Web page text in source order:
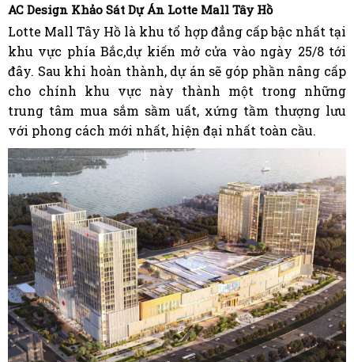
AC Design Khảo Sát Dự Án Lotte Mall Tây Hồ
Lotte Mall Tây Hồ là khu tổ hợp đẳng cấp bậc nhất tại
khu vực phía Bắc,dự kiến mở cửa vào ngày 25/8 tới
đây. Sau khi hoàn thành, dự án sẽ góp phần nâng cấp
cho chính khu vực này thành một trong những
trung tâm mua sắm sầm uất, xứng tầm thượng lưu
với phong cách mới nhất, hiện đại nhất toàn cầu.